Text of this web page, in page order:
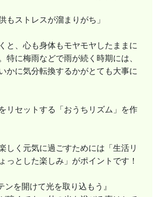
もストレスが溜まりがち」
と、心も身体もモヤモヤしたままに
特に梅雨などで雨が続く時期には、
かに気分転換するかがとても大事に
リセットする「おうちリズム」を作
しく元気に過ごすためには「生活リ
っとした楽しみ」がポイントです！
ンを開けて光を取り込もう』